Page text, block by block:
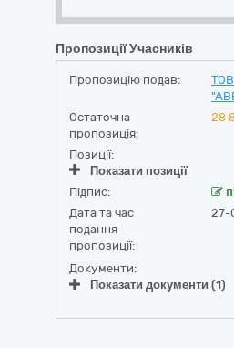
Пропозиції Учасників
Пропозицію подав:
Остаточна
пропозиція:
28
Позиції:
Показати позиції
Підпис:
Дата та час
подання
пропозиції:
27-
Документи:
Показати документи (1)